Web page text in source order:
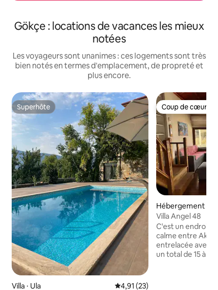
Gökçe : locations de vacances les mieux
notées
Les voyageurs sont unanimes : ces logements sont très
bien notés en termes d'emplacement, de propreté et
plus encore.
Superhôte
Superhôte
Villa ⋅ Ula Évaluation moyenne sur la
4,91 (23)
Coup de cœur
Coup de cœur
Hébergement ⋅
Villa Angel 48
C'est un endroit
calme entre
entrelacée avec
un total de 15 à